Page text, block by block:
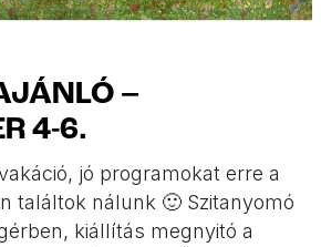
–
4-6.
jó programokat erre a
találtok nálunk 🙂 Szitanyomó
kiállítás megnyitó a